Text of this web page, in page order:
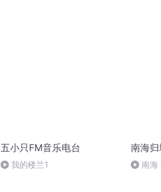
五小只FM音乐电台
我的楼兰1
南海归
南海